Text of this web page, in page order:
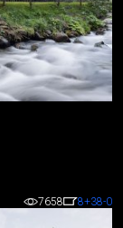
7658 8+38-0